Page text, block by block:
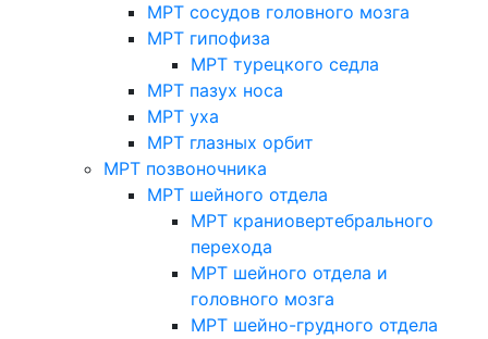
МРТ сосудов головного мозга
МРТ гипофиза
МРТ турецкого седла
МРТ пазух носа
МРТ уха
МРТ глазных орбит
МРТ позвоночника
МРТ шейного отдела
МРТ краниовертебрального
перехода
МРТ шейного отдела и
головного мозга
МРТ шейно-грудного отдела